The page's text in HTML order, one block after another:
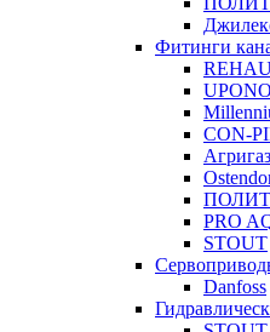
Фитинги
CON-
PRO
STOUT
Danfoss